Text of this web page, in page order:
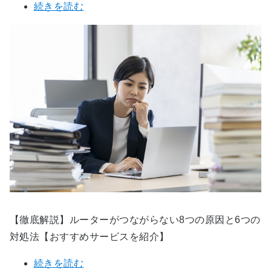
続きを読む
【徹底解説】ルーターがつながらない8つの原因と6つの
対処法【おすすめサービスを紹介】
続きを読む